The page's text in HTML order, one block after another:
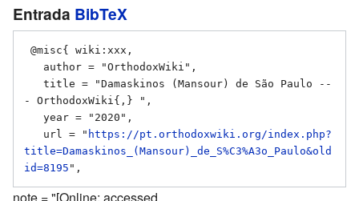
Entrada BibTeX
- OrthodoxWiki{,} ",
   url = "
https://pt.orthodoxwiki.org/index.php?
title=Damaskinos_(Mansour)_de_S%C3%A3o_Paulo&old
id=8195